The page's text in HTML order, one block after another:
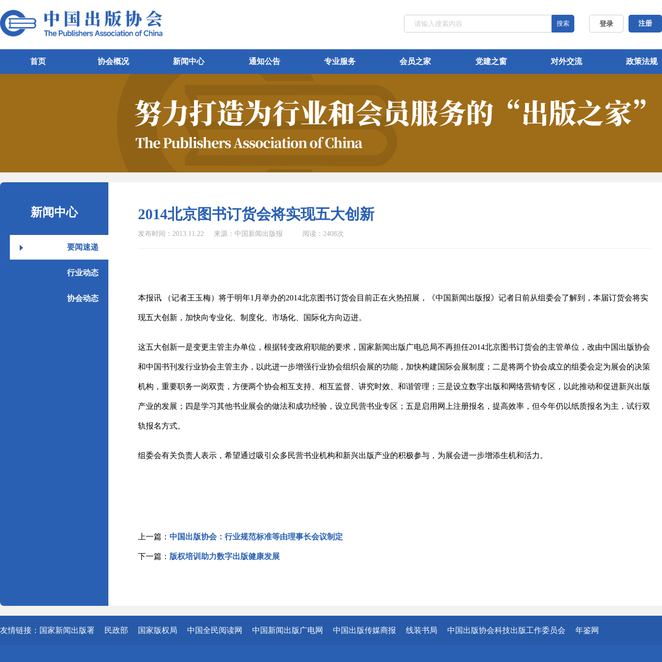
登录 注册
搜索
首页 协会概况 新闻中心 通知公告 专业服务 会员之家 党建之窗 对外交流 政策法规
新闻中心
要闻速递
行业动态
协会动态
2014北京图书订货会将实现五大创新
发布时间：2013.11.22 来源：中国新闻出版报 阅读：2408次
本报讯 （记者王玉梅）将于明年1月举办的2014北京图书订货会目前正在火热招展，《中国新闻出版报》记者日前从组委会了解到，本届订货会将实
现五大创新，加快向专业化、制度化、市场化、国际化方向迈进。
这五大创新一是变更主管主办单位，根据转变政府职能的要求，国家新闻出版广电总局不再担任2014北京图书订货会的主管单位，改由中国出版协会
和中国书刊发行业协会主管主办，以此进一步增强行业协会组织会展的功能，加快构建国际会展制度；二是将两个协会成立的组委会定为展会的决策
机构，重要职务一岗双责，方便两个协会相互支持、相互监督、讲究时效、和谐管理；三是设立数字出版和网络营销专区，以此推动和促进新兴出版
产业的发展；四是学习其他书业展会的做法和成功经验，设立民营书业专区；五是启用网上注册报名，提高效率，但今年仍以纸质报名为主，试行双
轨报名方式。
组委会有关负责人表示，希望通过吸引众多民营书业机构和新兴出版产业的积极参与，为展会进一步增添生机和活力。
上一篇： 中国出版协会：行业规范标准等由理事长会议制定
下一篇： 版权培训助力数字出版健康发展
友情链接： 国家新闻出版署 民政部 国家版权局 中国全民阅读网 中国新闻出版广电网 中国出版传媒商报 线装书局 中国出版协会科技出版工作委员会 年鉴网